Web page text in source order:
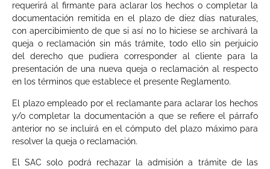
requerirá al firmante para aclarar los hechos o completar la
documentación remitida en el plazo de diez días naturales,
con apercibimiento de que si así no lo hiciese se archivará la
queja o reclamación sin más trámite, todo ello sin perjuicio
del derecho que pudiera corresponder al cliente para la
presentación de una nueva queja o reclamación al respecto
en los términos que establece el presente Reglamento.
El plazo empleado por el reclamante para aclarar los hechos
y/o completar la documentación a que se refiere el párrafo
anterior no se incluirá en el cómputo del plazo máximo para
resolver la queja o reclamación.
El SAC solo podrá rechazar la admisión a trámite de las